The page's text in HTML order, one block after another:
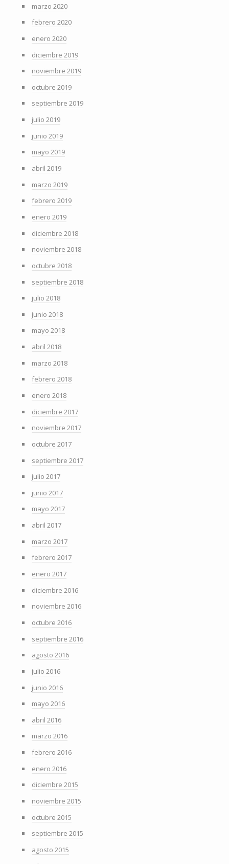
marzo 2020
febrero 2020
enero 2020
diciembre 2019
noviembre 2019
octubre 2019
septiembre 2019
julio 2019
junio 2019
mayo 2019
abril 2019
marzo 2019
febrero 2019
enero 2019
diciembre 2018
noviembre 2018
octubre 2018
septiembre 2018
julio 2018
junio 2018
mayo 2018
abril 2018
marzo 2018
febrero 2018
enero 2018
diciembre 2017
noviembre 2017
octubre 2017
septiembre 2017
julio 2017
junio 2017
mayo 2017
abril 2017
marzo 2017
febrero 2017
enero 2017
diciembre 2016
noviembre 2016
octubre 2016
septiembre 2016
agosto 2016
julio 2016
junio 2016
mayo 2016
abril 2016
marzo 2016
febrero 2016
enero 2016
diciembre 2015
noviembre 2015
octubre 2015
septiembre 2015
agosto 2015